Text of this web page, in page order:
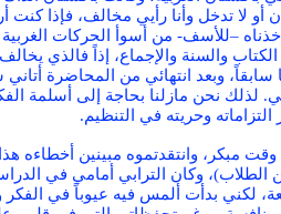
لا تدخل وأنا رأيي مخالف، فإذا كنت
–للأسف- من أسوأ الحركات
والسنة والإجماع، إذاً فالذي
وبعد انتهائي من المحاضرة
نحن مازلنا بحاجة إلى أسلمة
التزاماته وحريته في التنظيم.
مبكر، وانتقدتموه مبينين أخطاءه
وكان الترابي أمامي في
لكني بدأت ألمس فيه عيوباً في